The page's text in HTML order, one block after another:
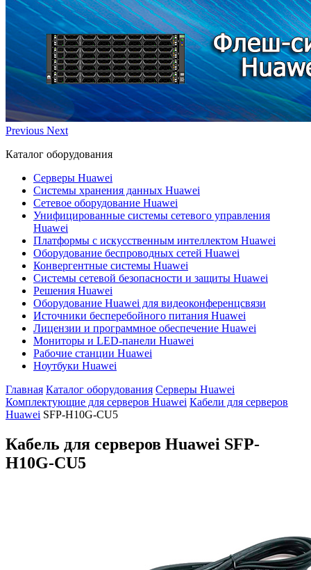
Previous Next
Каталог оборудования
Серверы Huawei
Системы хранения данных Huawei
Сетевое оборудование Huawei
Унифицированные системы сетевого управления
Huawei
Платформы с искусственным интеллектом Huawei
Оборудование беспроводных сетей Huawei
Конвергентные системы Huawei
Системы сетевой безопасности и защиты Huawei
Решения Huawei
Оборудование Huawei для видеоконференцсвязи
Источники бесперебойного питания Huawei
Лицензии и программное обеспечение Huawei
Мониторы и LED-панели Huawei
Рабочие станции Huawei
Ноутбуки Huawei
Главная Каталог оборудования Серверы Huawei
Комплектующие для серверов Huawei Кабели для серверов
Huawei SFP-H10G-CU5
Кабель для серверов Huawei SFP-
H10G-CU5